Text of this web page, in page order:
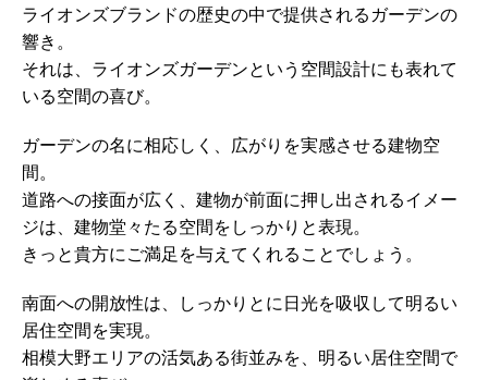
ライオンズブランドの歴史の中で提供されるガーデンの
響き。
それは、ライオンズガーデンという空間設計にも表れて
いる空間の喜び。
ガーデンの名に相応しく、広がりを実感させる建物空
間。
道路への接面が広く、建物が前面に押し出されるイメー
ジは、建物堂々たる空間をしっかりと表現。
きっと貴方にご満足を与えてくれることでしょう。
南面への開放性は、しっかりとに日光を吸収して明るい
居住空間を実現。
相模大野エリアの活気ある街並みを、明るい居住空間で